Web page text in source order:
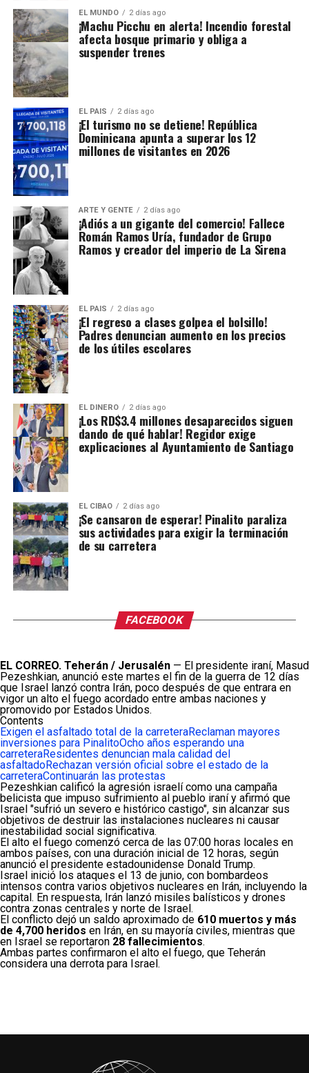
EL MUNDO 2 días ago
¡Machu Picchu en alerta! Incendio forestal
afecta bosque primario y obliga a
suspender trenes
EL PAIS 2 días ago
¡El turismo no se detiene! República
Dominicana apunta a superar los 12
millones de visitantes en 2026
ARTE Y GENTE 2 días ago
¡Adiós a un gigante del comercio! Fallece
Román Ramos Uría, fundador de Grupo
Ramos y creador del imperio de La Sirena
EL PAIS 2 días ago
¡El regreso a clases golpea el bolsillo!
Padres denuncian aumento en los precios
de los útiles escolares
EL DINERO 2 días ago
¡Los RD$3.4 millones desaparecidos siguen
dando de qué hablar! Regidor exige
explicaciones al Ayuntamiento de Santiago
EL CIBAO 2 días ago
¡Se cansaron de esperar! Pinalito paraliza
sus actividades para exigir la terminación
de su carretera
FACEBOOK
EL CORREO. Teherán / Jerusalén — El presidente iraní, Masud
Pezeshkian, anunció este martes el fin de la guerra de 12 días
que Israel lanzó contra Irán, poco después de que entrara en
vigor un alto el fuego acordado entre ambas naciones y
promovido por Estados Unidos.
Contents
Exigen el asfaltado total de la carreteraReclaman mayores
inversiones para PinalitoOcho años esperando una
carreteraResidentes denuncian mala calidad del
asfaltadoRechazan versión oficial sobre el estado de la
carreteraContinuarán las protestas
Pezeshkian calificó la agresión israelí como una campaña
belicista que impuso sufrimiento al pueblo iraní y afirmó que
Israel "sufrió un severo e histórico castigo", sin alcanzar sus
objetivos de destruir las instalaciones nucleares ni causar
inestabilidad social significativa.
El alto el fuego comenzó cerca de las 07:00 horas locales en
ambos países, con una duración inicial de 12 horas, según
anunció el presidente estadounidense Donald Trump.
Israel inició los ataques el 13 de junio, con bombardeos
intensos contra varios objetivos nucleares en Irán, incluyendo la
capital. En respuesta, Irán lanzó misiles balísticos y drones
contra zonas centrales y norte de Israel.
El conflicto dejó un saldo aproximado de 610 muertos y más
de 4,700 heridos en Irán, en su mayoría civiles, mientras que
en Israel se reportaron 28 fallecimientos.
Ambas partes confirmaron el alto el fuego, que Teherán
considera una derrota para Israel.